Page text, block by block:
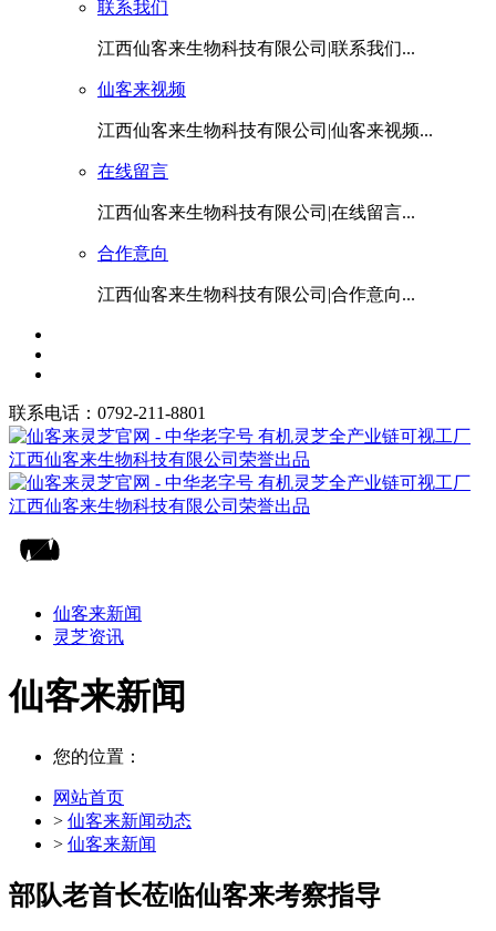
联系我们
江西仙客来生物科技有限公司|联系我们...
仙客来视频
江西仙客来生物科技有限公司|仙客来视频...
在线留言
江西仙客来生物科技有限公司|在线留言...
合作意向
江西仙客来生物科技有限公司|合作意向...
联系电话：0792-211-8801
仙客来新闻
灵芝资讯
仙客来新闻
您的位置：
网站首页
> 仙客来新闻动态
> 仙客来新闻
部队老首长莅临仙客来考察指导